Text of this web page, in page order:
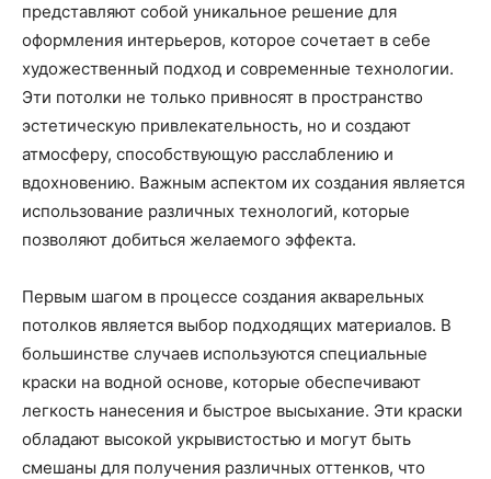
представляют собой уникальное решение для
оформления интерьеров, которое сочетает в себе
художественный подход и современные технологии.
Эти потолки не только привносят в пространство
эстетическую привлекательность, но и создают
атмосферу, способствующую расслаблению и
вдохновению. Важным аспектом их создания является
использование различных технологий, которые
позволяют добиться желаемого эффекта.
Первым шагом в процессе создания акварельных
потолков является выбор подходящих материалов. В
большинстве случаев используются специальные
краски на водной основе, которые обеспечивают
легкость нанесения и быстрое высыхание. Эти краски
обладают высокой укрывистостью и могут быть
смешаны для получения различных оттенков, что